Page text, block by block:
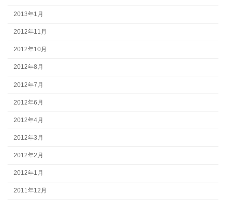
2013年1月
2012年11月
2012年10月
2012年8月
2012年7月
2012年6月
2012年4月
2012年3月
2012年2月
2012年1月
2011年12月